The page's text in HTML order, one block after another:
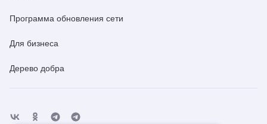
Программа обновления сети
Для бизнеса
Дерево добра